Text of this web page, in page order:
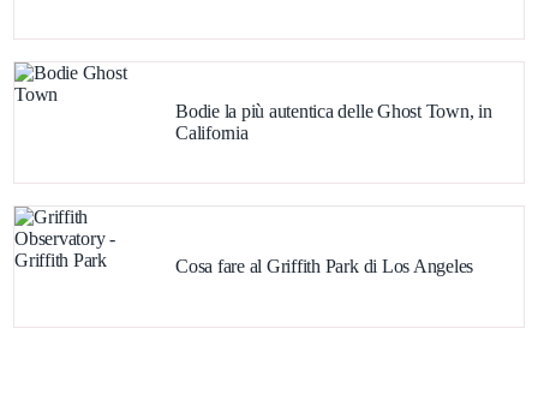
Bodie la più autentica delle Ghost Town, in
California
Cosa fare al Griffith Park di Los Angeles